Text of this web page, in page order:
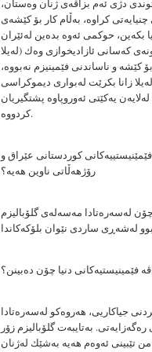
دژی ئەم بزاڤەی ژنان وەستان،
كراوە، بەڵام كار بۆ كێشەی
بكەین، حوكمی ئەوە بدەین لەئێران
كەسانی ئازادیخوازی وەك (لەیلا
كێشە و ناساندنی فێمینیزم نەبووە،
زانا بكرێت لەبواری دیموكراسی
یەكێتی ئەوروپاوە پشتگیریان
كردووە.
كوردستانی عێراق و
رۆژهەڵاتی ناوین هەیە؟
لەسەرەتادا مەسەلەی گلۆبالیزم
فێمینیستیەكانی دنیا چۆن دەبینن؟
جیاكاریی، هەروەكو لەسەرەتادا
بەتایبەت گلۆبالیزم زۆر
تێبینی ئەوەم هەیە بەشێك لەژنان